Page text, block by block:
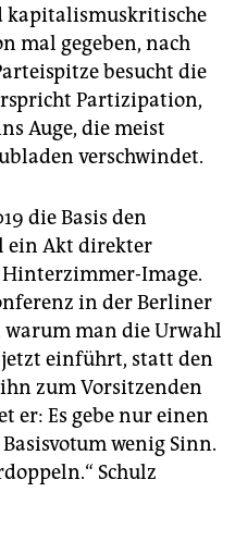
kapitalismuskritische
mal gegeben, nach
besucht die
Partizipation,
Auge, die meist
verschwindet.
die Basis den
ein Akt direkter
Hinterzimmer-Image.
in der Berliner
warum man die Urwahl
jetzt einführt, statt den
zum Vorsitzenden
er: Es gebe nur einen
wenig Sinn.
Schulz